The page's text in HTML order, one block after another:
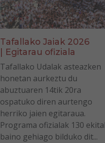
Tafallako Jaiak 2026
| Egitarau ofiziala
Tafallako Udalak asteazken
honetan aurkeztu du
abuztuaren 14tik 20ra
ospatuko diren aurtengo
herriko jaien egitaraua.
Programa ofizialak 130
baino gehiago bilduko dit...